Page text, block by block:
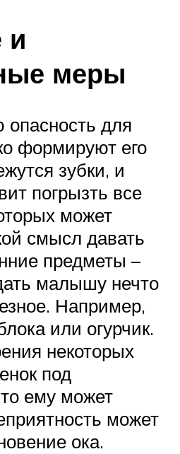
и
меры
для
формируют его
зубки, и
погрызть все
может
смысл давать
предметы –
малышу нечто
Например,
или огурчик.
некоторых
под
ему может
может
ока.